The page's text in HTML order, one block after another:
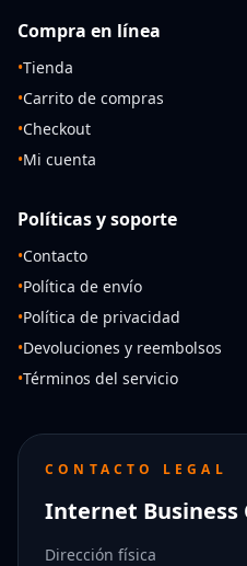
Compra en línea
•Tienda
•Carrito de compras
•Checkout
•Mi cuenta
Políticas y soporte
•Contacto
•Política de envío
•Política de privacidad
•Devoluciones y reembolsos
•Términos del servicio
CONTACTO LEGAL
Internet Business
Dirección física